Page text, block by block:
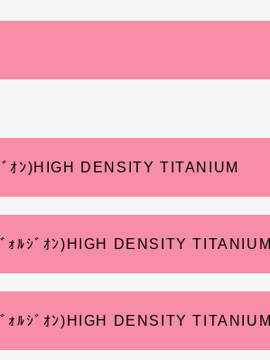
ｵﾝ)HIGH DENSITY TITANIUM
ｫﾙｼﾞｵﾝ)HIGH DENSITY TITANIUM
ｫﾙｼﾞｵﾝ)HIGH DENSITY TITANIUM